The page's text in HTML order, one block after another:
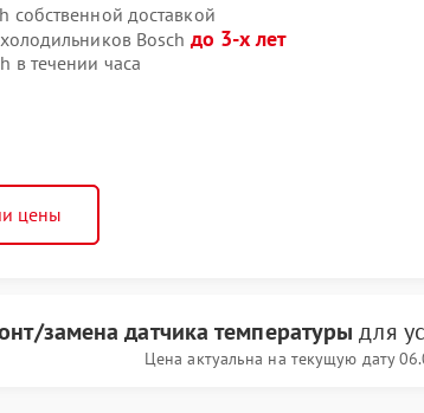
собственной доставкой
Bosch до 3-х лет
в течении часа
цены
замена датчика температуры для
Цена актуальна на текущую дату